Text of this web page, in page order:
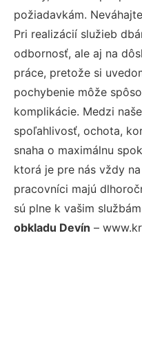
požiadavkám.
Pri realizácií služieb
odbornosť, ale aj na
práce, pretože si
pochybenie môže
komplikácie. Medzi
spoľahlivosť, ochota,
snaha o maximálnu
ktorá je pre nás vždy
pracovníci majú
sú plne k vašim
obkladu Devín –